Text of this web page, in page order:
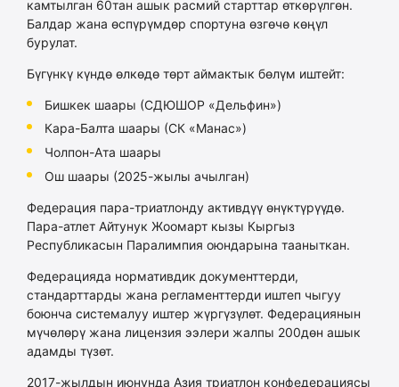
камтылган 60тан ашык расмий старттар өткөрүлгөн.
Балдар жана өспүрүмдөр спортуна өзгөчө көңүл
бурулат.
Бүгүнкү күндө өлкөдө төрт аймактык бөлүм иштейт:
Бишкек шаары (СДЮШОР «Дельфин»)
Кара-Балта шаары (СК «Манас»)
Чолпон-Ата шаары
Ош шаары (2025-жылы ачылган)
Федерация пара-триатлонду активдүү өнүктүрүүдө.
Пара-атлет Айтунук Жоомарт кызы Кыргыз
Республикасын Паралимпия оюндарына тааныткан.
Федерацияда нормативдик документтерди,
стандарттарды жана регламенттерди иштеп чыгуу
боюнча системалуу иштер жүргүзүлөт. Федерациянын
мүчөлөрү жана лицензия ээлери жалпы 200дөн ашык
адамды түзөт.
2017-жылдын июнунда Азия триатлон конфедерациясы